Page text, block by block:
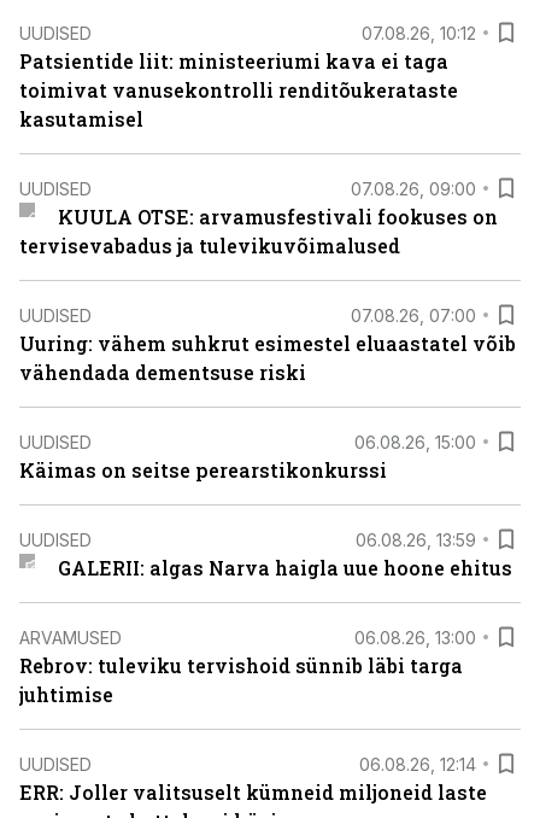
UUDISED 07.08.26, 10:12
Patsientide liit: ministeeriumi kava ei taga
toimivat vanusekontrolli renditõukerataste
kasutamisel
UUDISED 07.08.26, 09:00
KUULA OTSE: arvamusfestivali fookuses on
tervisevabadus ja tulevikuvõimalused
UUDISED 07.08.26, 07:00
Uuring: vähem suhkrut esimestel eluaastatel võib
vähendada dementsuse riski
UUDISED 06.08.26, 15:00
Käimas on seitse perearstikonkurssi
UUDISED 06.08.26, 13:59
GALERII: algas Narva haigla uue hoone ehitus
ARVAMUSED 06.08.26, 13:00
Rebrov: tuleviku tervishoid sünnib läbi targa
juhtimise
UUDISED 06.08.26, 12:14
ERR: Joller valitsuselt kümneid miljoneid laste